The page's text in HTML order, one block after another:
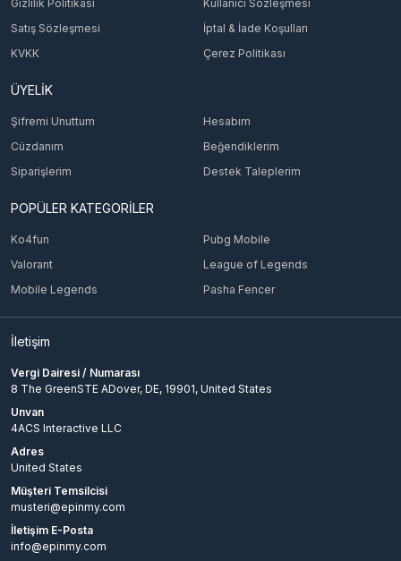
Gizlilik Politikası
Kullanıcı Sözleşmesi
Satış Sözleşmesi
İptal & İade Koşulları
KVKK
Çerez Politikası
ÜYELİK
Şifremi Unuttum
Hesabım
Cüzdanım
Beğendiklerim
Siparişlerim
Destek Taleplerim
POPÜLER KATEGORİLER
Ko4fun
Pubg Mobile
Valorant
League of Legends
Mobile Legends
Pasha Fencer
İletişim
Vergi Dairesi / Numarası
8 The GreenSTE ADover, DE, 19901, United States
Unvan
4ACS Interactive LLC
Adres
United States
Müşteri Temsilcisi
musteri@epinmy.com
İletişim E-Posta
info@epinmy.com